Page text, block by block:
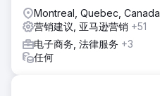
Montreal, Quebec, Canada
营销建议, 亚马逊营销 +51
电子商务, 法律服务 +3
任何